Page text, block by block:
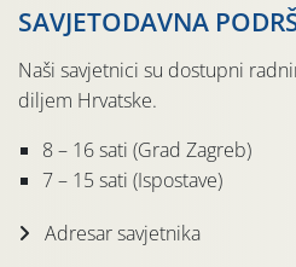
SAVJETODAVNA
Naši savjetnici su dostupni
diljem Hrvatske.
8 – 16 sati (Grad Zagreb)
7 – 15 sati (Ispostave)
Adresar savjetnika